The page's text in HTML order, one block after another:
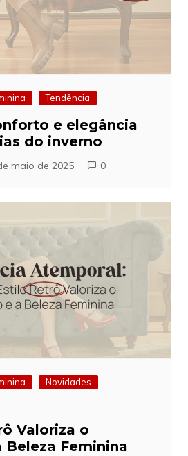
Tendência
e elegância
do inverno
maio de 2025 0
Novidades
Valoriza o
Feminina